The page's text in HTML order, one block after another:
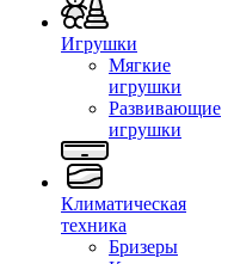
Игрушки
Мягкие
игрушки
Развивающие
игрушки
Климатическая
техника
Бризеры